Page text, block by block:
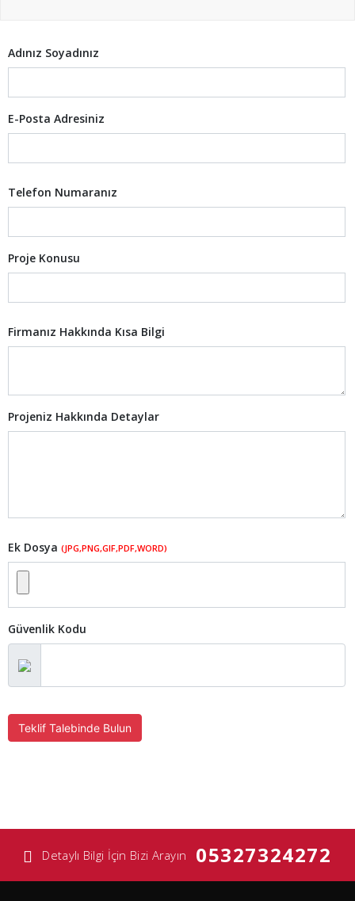
Adınız Soyadınız
E-Posta Adresiniz
Telefon Numaranız
Proje Konusu
Firmanız Hakkında Kısa Bilgi
Projeniz Hakkında Detaylar
Ek Dosya (JPG,PNG,GIF,PDF,WORD)
Güvenlik Kodu
Teklif Talebinde Bulun
Detaylı Bilgi İçin Bizi Arayın 05327324272